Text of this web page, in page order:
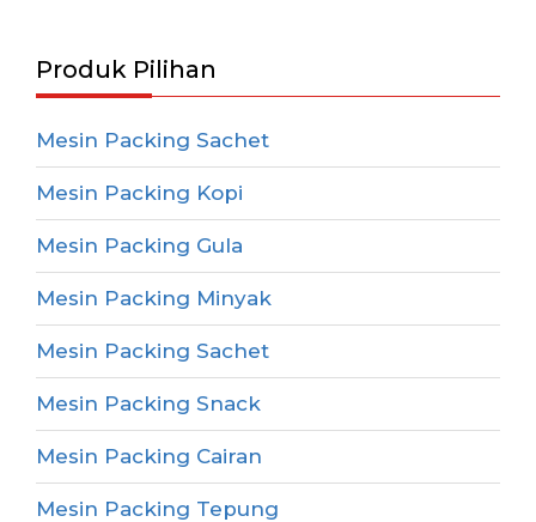
Produk Pilihan
Mesin Packing Sachet
Mesin Packing Kopi
Mesin Packing Gula
Mesin Packing Minyak
Mesin Packing Sachet
Mesin Packing Snack
Mesin Packing Cairan
Mesin Packing Tepung